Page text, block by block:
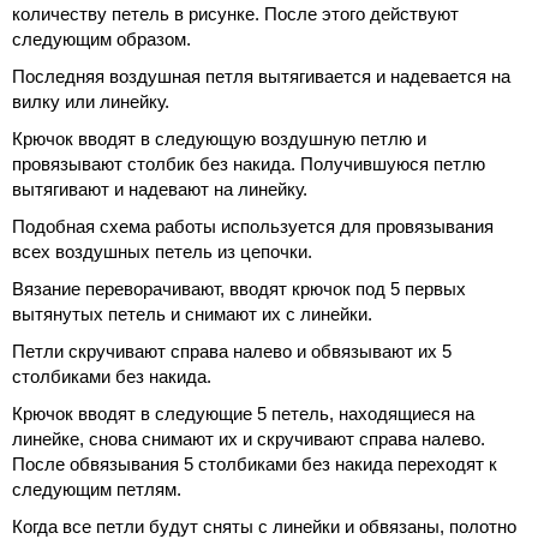
количеству петель в рисунке. После этого действуют
следующим образом.
Последняя воздушная петля вытягивается и надевается на
вилку или линейку.
Крючок вводят в следующую воздушную петлю и
провязывают столбик без накида. Получившуюся петлю
вытягивают и надевают на линейку.
Подобная схема работы используется для провязывания
всех воздушных петель из цепочки.
Вязание переворачивают, вводят крючок под 5 первых
вытянутых петель и снимают их с линейки.
Петли скручивают справа налево и обвязывают их 5
столбиками без накида.
Крючок вводят в следующие 5 петель, находящиеся на
линейке, снова снимают их и скручивают справа налево.
После обвязывания 5 столбиками без накида переходят к
следующим петлям.
Когда все петли будут сняты с линейки и обвязаны, полотно